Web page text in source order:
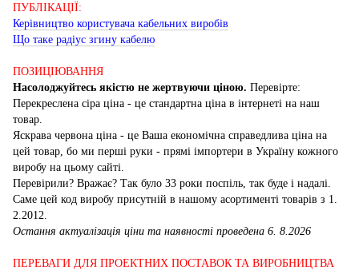
ПУБЛІКАЦІЇ:
Керівництво користувача кабельних виробів
Що таке радіус згину кабелю
ПОЗИЦІЮВАННЯ
Насолоджуйтесь якістю не жертвуючи ціною. Перевірте:
Перекреслена сіра ціна - це стандартна ціна в інтернеті на наш
товар.
Яскрава червона ціна - це Ваша економічна справедлива ціна на
цей товар, бо ми перші руки - прямі імпортери в Україну кожного
виробу на цьому сайті.
Перевірили? Вражає? Так було 33 роки поспіль, так буде і надалі.
Саме цей код виробу присутній в нашому асортименті товарів з 1.
2.2012.
Остання актуалізація ціни та наявності проведена 6. 8.2026
ПЕРЕВАГИ ДЛЯ ПРОЕКТНИХ ПОСТАВОК ТА ВИРОБНИЦТВА